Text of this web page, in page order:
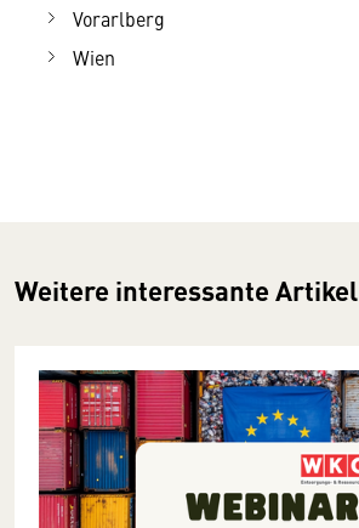
Vorarlberg
Wien
Weitere interessante Artikel